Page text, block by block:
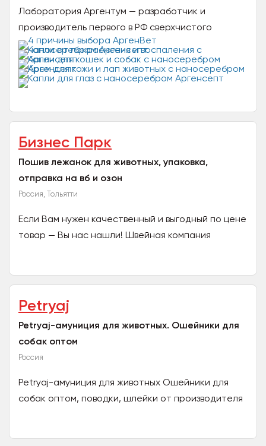
Лаборатория Аргентум — разработчик и
производитель первого в РФ сверхчистого
раствора медицинского наносеребра
(коллоидного кластерного серебра от 5...
Бизнес Парк
Пошив лежанок для животных, упаковка,
отправка на вб и озон
Россия, Тольятти
Если Вам нужен качественный и выгодный по цене
товар — Вы нас нашли! Швейная компания
Petryaj
Petryaj-амуниция для животных. Ошейники для
собак оптом
Россия
Petryaj-амуниция для животных Ошейники для
собак оптом, поводки, шлейки от производителя